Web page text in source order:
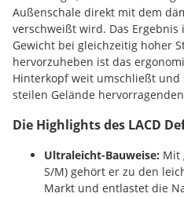
Außenschale direkt mit dem
verschweißt wird. Das
Gewicht bei gleichzeitig hoher
hervorzuheben ist das
Hinterkopf weit umschließt und
steilen Gelände
Die Highlights des LACD
Ultraleicht-Bauweise: Mit
S/M) gehört er zu den
Markt und entlastet die